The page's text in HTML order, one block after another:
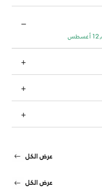
عرض الكل
عرض الكل